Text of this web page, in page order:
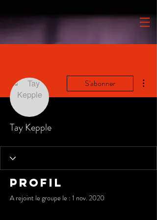
S'abonner
Tay Kepple
Profil
A rejoint le groupe le : 1 nov. 2020